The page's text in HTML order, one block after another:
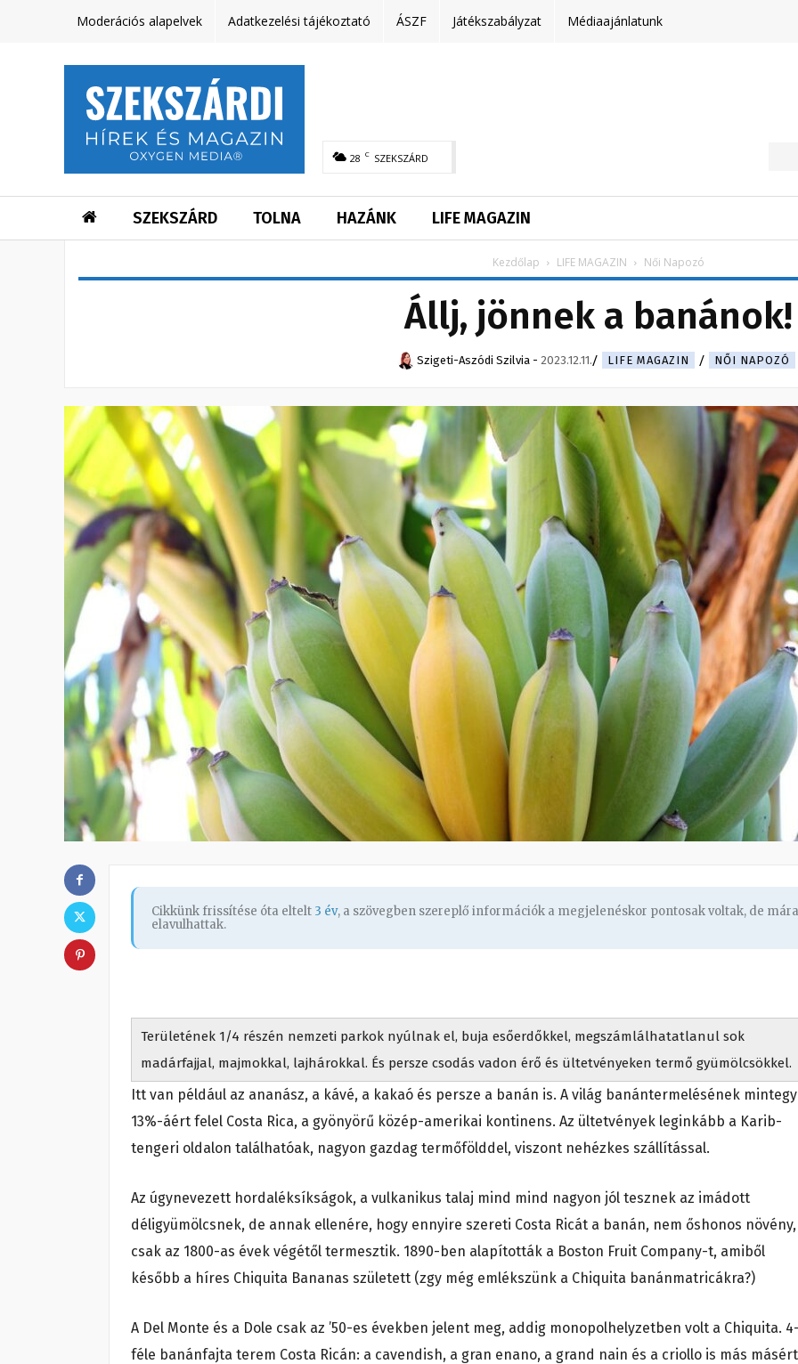
Moderációs alapelvek Adatkezelési tájékoztató ÁSZF Játékszabályzat Médiaajánlatunk
28 C SZEKSZÁRD
SZEKSZÁRD TOLNA HAZÁNK LIFE MAGAZIN
Kezdőlap LIFE MAGAZIN Női Napozó
Állj, jönnek a banánok!
Szigeti-Aszódi Szilvia - 2023.12.11. LIFE MAGAZIN NŐI NAPOZÓ
Cikkünk frissítése óta eltelt 3 év, a szövegben szereplő információk a megjelenéskor pontosak voltak, de mára
elavulhattak.
Területének 1/4 részén nemzeti parkok nyúlnak el, buja esőerdőkkel, megszámlálhatatlanul sok
madárfajjal, majmokkal, lajhárokkal. És persze csodás vadon érő és ültetvényeken termő gyümölcsökkel.
Itt van például az ananász, a kávé, a kakaó és persze a banán is. A világ banántermelésének mintegy
13%-áért felel Costa Rica, a gyönyörű közép-amerikai kontinens. Az ültetvények leginkább a Karib-
tengeri oldalon találhatóak, nagyon gazdag termőfölddel, viszont nehézkes szállítással.
Az úgynevezett hordaléksíkságok, a vulkanikus talaj mind mind nagyon jól tesznek az imádott
déligyümölcsnek, de annak ellenére, hogy ennyire szereti Costa Ricát a banán, nem őshonos növény,
csak az 1800-as évek végétől termesztik. 1890-ben alapították a Boston Fruit Company-t, amiből
később a híres Chiquita Bananas született (zgy még emlékszünk a Chiquita banánmatricákra?)
A Del Monte és a Dole csak az ’50-es években jelent meg, addig monopolhelyzetben volt a Chiquita.
féle banánfajta terem Costa Ricán: a cavendish, a gran enano, a grand nain és a criollo is más másért